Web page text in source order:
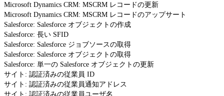
Microsoft Dynamics CRM: MSCRM レコードの更新
Microsoft Dynamics CRM: MSCRM レコードのアップサート
Salesforce: Salesforce オブジェクトの作成
Salesforce: 長い SFID
Salesforce: Salesforce ジョブソースの取得
Salesforce: Salesforce オブジェクトの取得
Salesforce: 単一の Salesforce オブジェクトの更新
サイト: 認証済みの従業員 ID
サイト: 認証済みの従業員通知アドレス
サイト: 認証済みの従業員ユーザ名